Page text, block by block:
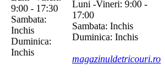
9:00 - 17:30
Sambata:
Inchis
Duminica:
Inchis
Luni -Vineri: 9:00 -
17:00
Sambata: Inchis
Duminica: Inchis
magazinuldetricouri.ro